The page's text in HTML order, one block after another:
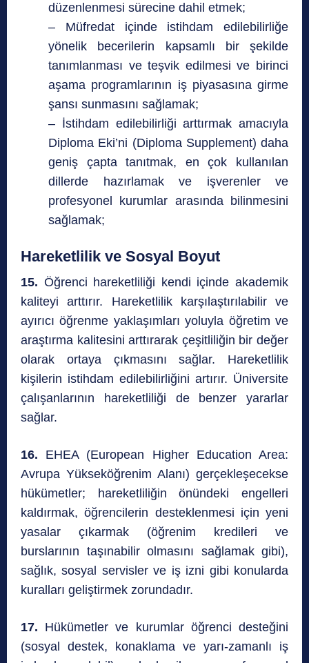
düzenlenmesi sürecine dahil etmek;
– Müfredat içinde istihdam edilebilirliğe
yönelik becerilerin kapsamlı bir şekilde
tanımlanması ve teşvik edilmesi ve birinci
aşama programlarının iş piyasasına girme
şansı sunmasını sağlamak;
– İstihdam edilebilirliği arttırmak amacıyla
Diploma Eki’ni (Diploma Supplement) daha
geniş çapta tanıtmak, en çok kullanılan
dillerde hazırlamak ve işverenler ve
profesyonel kurumlar arasında bilinmesini
sağlamak;
Hareketlilik ve Sosyal Boyut
15. Öğrenci hareketliliği kendi içinde akademik
kaliteyi arttırır. Hareketlilik karşılaştırılabilir ve
ayırıcı öğrenme yaklaşımları yoluyla öğretim ve
araştırma kalitesini arttırarak çeşitliliğin bir değer
olarak ortaya çıkmasını sağlar. Hareketlilik
kişilerin istihdam edilebilirliğini artırır. Üniversite
çalışanlarının hareketliliği de benzer yararlar
sağlar.
16.
EHEA (European Higher Education Area:
Avrupa Yükseköğrenim Alanı) gerçekleşecekse
hükümetler; hareketliliğin önündeki engelleri
kaldırmak, öğrencilerin desteklenmesi için yeni
yasalar çıkarmak (öğrenim kredileri ve
burslarının taşınabilir olmasını sağlamak gibi),
sağlık, sosyal servisler ve iş izni gibi konularda
kuralları geliştirmek zorundadır.
17. Hükümetler ve kurumlar öğrenci desteğini
(sosyal destek, konaklama ve yarı-zamanlı iş